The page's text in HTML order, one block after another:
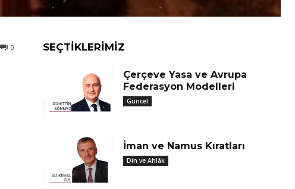
0 SEÇTIKLERIMIZ
Çerçeve Yasa ve Avrupa
Federasyon Modelleri
Güncel
İman ve Namus Kıratları
Din ve Ahlâk